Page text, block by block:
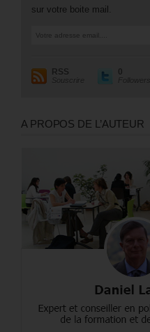
sur votre boite mail.
RSS
Souscrire
0
Followers
A PROPOS DE L’AUTEUR